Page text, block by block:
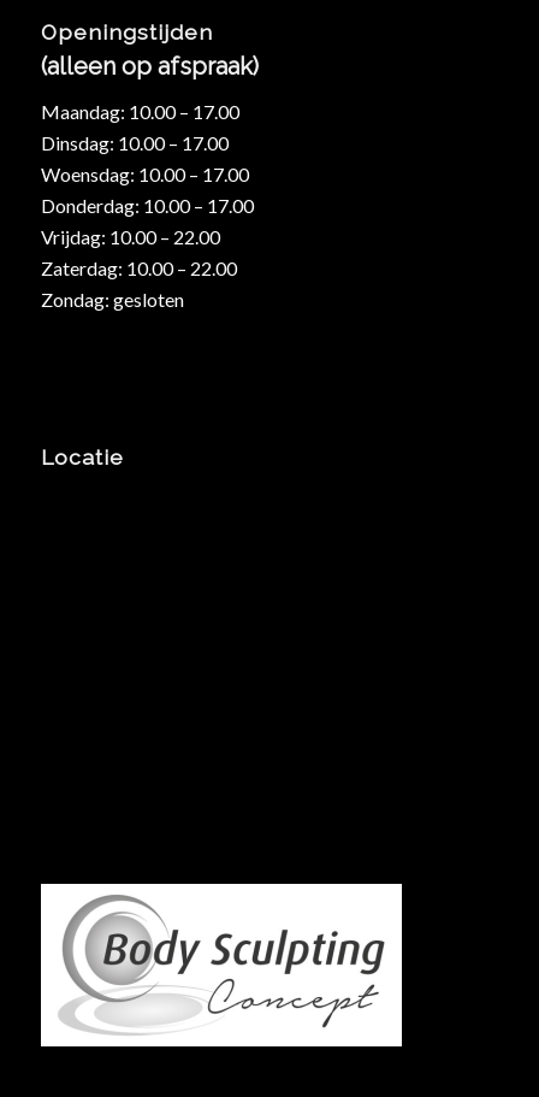
Openingstijden
(alleen op afspraak)
Maandag: 10.00 – 17.00
Dinsdag: 10.00 – 17.00
Woensdag: 10.00 – 17.00
Donderdag: 10.00 – 17.00
Vrijdag: 10.00 – 22.00
Zaterdag: 10.00 – 22.00
Zondag: gesloten
Locatie